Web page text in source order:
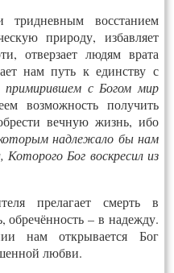
тридневным восстанием
природу, избавляет
отверзает людям врата
нам путь к единству с
примирившем с Богом мир
возможность получить
вечную жизнь, ибо
надлежало бы нам
Бог воскресил из
прелагает смерть в
обречённость – в надежду.
нам открывается Бог
любви.